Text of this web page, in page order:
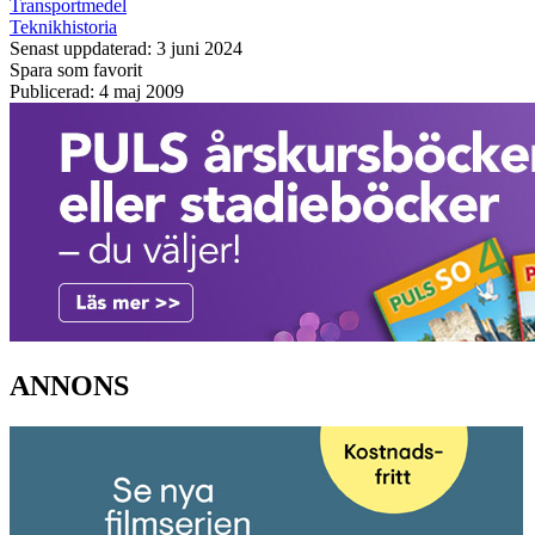
Transportmedel
Teknikhistoria
Senast uppdaterad: 3 juni 2024
Spara som favorit
Publicerad: 4 maj 2009
ANNONS